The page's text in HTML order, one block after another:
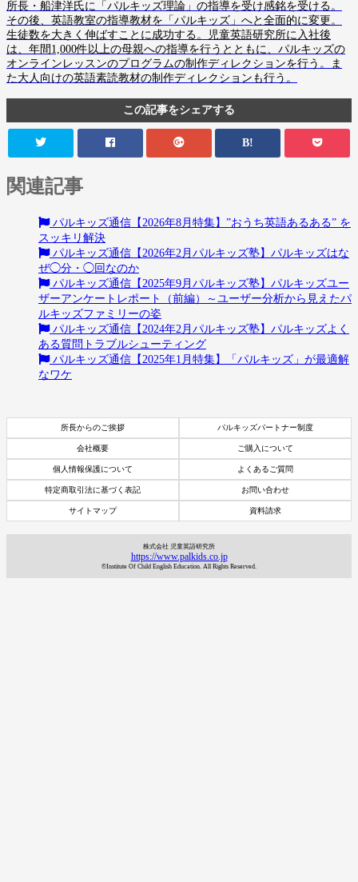
所長・船津洋氏に「パルキッズ理論」の指導を受け感銘を受ける。
その後、英語教室の指導教材を「パルキッズ」へと全面的に変更。
生徒数を大きく伸ばすことに成功する。児童英語研究所に入社後
は、年間1,000件以上の母親への指導を行うとともに、パルキッズの
オンラインレッスンのプログラムの制作ディレクションを行う。ま
た大人向けの英語素読教材の制作ディレクションも行う。
この記事をシェアする
B!
関連記事
パルキッズ通信【2026年8月特集】”おうち英語あるある” を
スッキリ解決
パルキッズ通信【2026年2月パルキッズ塾】パルキッズはな
ぜ◯分・◯回なのか
パルキッズ通信【2025年9月パルキッズ塾】パルキッズユー
ザーアンケートレポート（前編）～ユーザー分析から見えたパ
ルキッズファミリーの姿
パルキッズ通信【2024年2月パルキッズ塾】パルキッズよく
ある質問トラブルシューティング
パルキッズ通信【2025年1月特集】「パルキッズ」が最適解
なワケ
所長からのご挨拶 パルキッズパートナー制度
会社概要 ご購入について
個人情報保護について よくあるご質問
特定商取引法に基づく表記 お問い合わせ
サイトマップ 資料請求
株式会社 児童英語研究所
https://www.palkids.co.jp
©Institute Of Child English Education. All Rights Reserved.